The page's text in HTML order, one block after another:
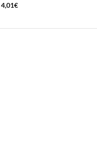
4,01€